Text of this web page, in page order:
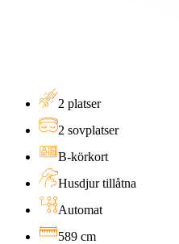
2 platser
2 sovplatser
B-körkort
Husdjur tillåtna
Automat
589 cm